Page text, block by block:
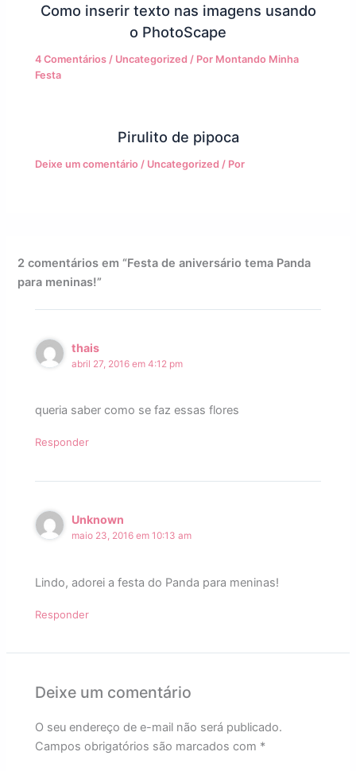
Como inserir texto nas imagens usando
o PhotoScape
4 Comentários / Uncategorized / Por Montando Minha
Festa
Pirulito de pipoca
Deixe um comentário / Uncategorized / Por
2 comentários em “Festa de aniversário tema Panda
para meninas!”
thais
abril 27, 2016 em 4:12 pm
queria saber como se faz essas flores
Responder
Unknown
maio 23, 2016 em 10:13 am
Lindo, adorei a festa do Panda para meninas!
Responder
Deixe um comentário
O seu endereço de e-mail não será publicado.
Campos obrigatórios são marcados com *